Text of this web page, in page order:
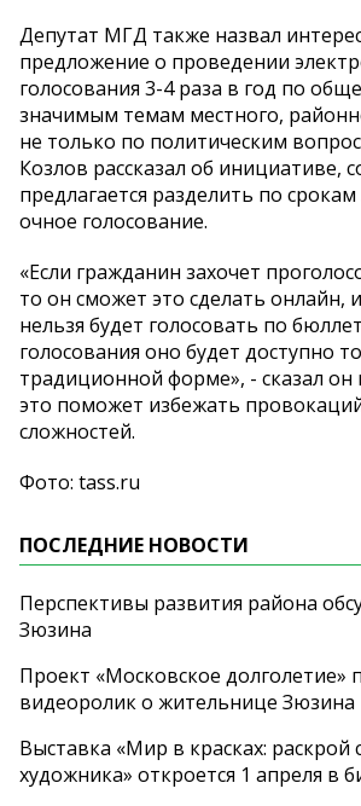
Депутат МГД также назвал
предложение о проведении
голосования 3-4 раза в год по
значимым темам местного,
не только по политическим
Козлов рассказал об инициативе,
предлагается разделить по
очное голосование.
«Если гражданин захочет
то он сможет это сделать онлайн,
нельзя будет голосовать по
голосования оно будет доступно
традиционной форме», - сказал он
это поможет избежать
сложностей.
Фото: tass.ru
ПОСЛЕДНИЕ НОВОСТИ
Перспективы развития района
Зюзина
Проект «Московское долголетие»
видеоролик о жительнице Зюзина
Выставка «Мир в красках: раскрой
художника» откроется 1 апреля в